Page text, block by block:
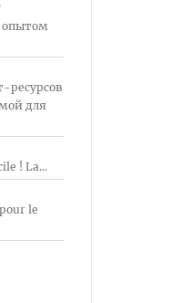
опытом
ресурсов
для
! La...
le